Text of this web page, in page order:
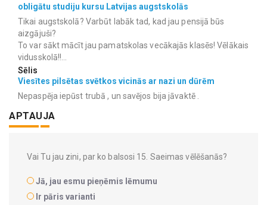
obligātu studiju kursu Latvijas augstskolās
Tikai augstskolā? Varbūt labāk tad, kad jau pensijā būs
aizgājuši?
To var sākt mācīt jau pamatskolas vecākajās klasēs! Vēlākais
vidusskolā!!...
Sēlis
Viesītes pilsētas svētkos vicinās ar nazi un dūrēm
Nepaspēja iepūst trubā , un savējos bija jāvaktē .
APTAUJA
Vai Tu jau zini, par ko balsosi 15. Saeimas vēlēšanās?
Jā, jau esmu pieņēmis lēmumu
Ir pāris varianti